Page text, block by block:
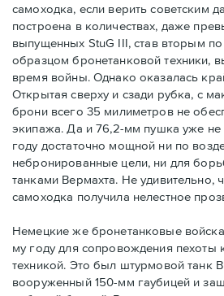
самоходка, если верить советским
построена в количествах, даже
выпущенных StuG III, став вторым по
образцом бронетанковой техники,
время войны. Однако оказалась
Открытая сверху и сзади рубка, с
брони всего 35 милиметров не
экипажа. Да и 76,2-мм пушка уже не
году достаточно мощной ни по
небронированные цели, ни для
танками Вермахта. Не удивительно,
самоходка получила нелестное
Немецкие же бронетанковые
му году для сопровождения
техникой. Это был штурмовой танк
вооруженный 150-мм гаубицей и